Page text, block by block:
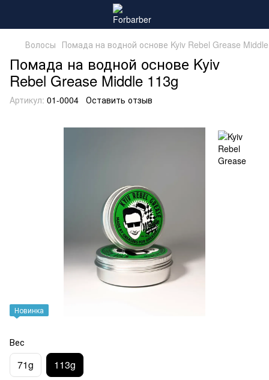
Волосы Помада на водной основе Kyiv Rebel Grease
Помада на водной основе Kyiv
Rebel Grease Middle 113g
Артикул: 01-0004 Оставить отзыв
Новинка
Вес
71g 113g